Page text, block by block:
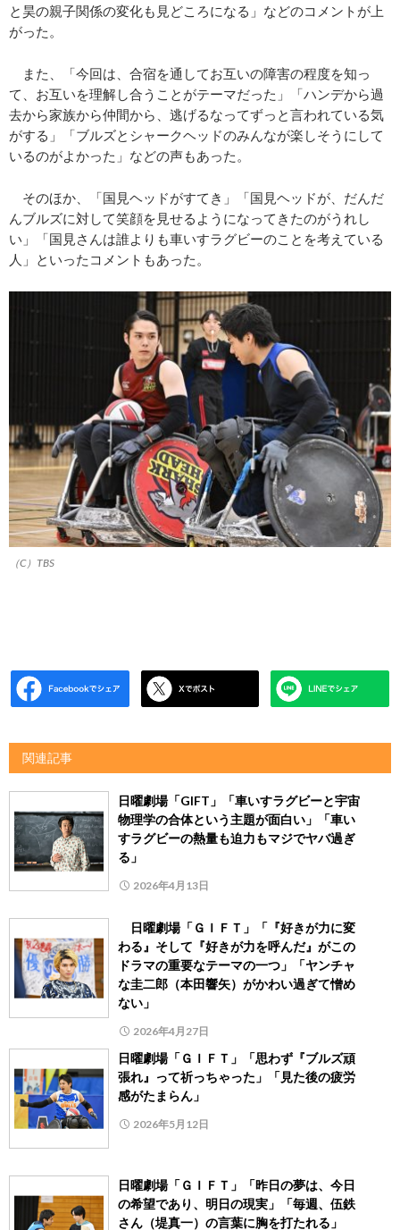
と昊の親子関係の変化も見どころになる」などのコメントが上
がった。
また、「今回は、合宿を通してお互いの障害の程度を知っ
て、お互いを理解し合うことがテーマだった」「ハンデから過
去から家族から仲間から、逃げるなってずっと言われている気
がする」「ブルズとシャークヘッドのみんなが楽しそうにして
いるのがよかった」などの声もあった。
そのほか、「国見ヘッドがすてき」「国見ヘッドが、だんだ
んブルズに対して笑顔を見せるようになってきたのがうれし
い」「国見さんは誰よりも車いすラグビーのことを考えている
人」といったコメントもあった。
（C）TBS
関連記事
日曜劇場「GIFT」「車いすラグビーと宇宙
物理学の合体という主題が面白い」「車い
すラグビーの熱量も迫力もマジでヤバ過ぎ
る」
2026年4月13日
日曜劇場「ＧＩＦＴ」「『好きが力に変
わる』そして『好きが力を呼んだ』がこの
ドラマの重要なテーマの一つ」「ヤンチャ
な圭二郎（本田響矢）がかわい過ぎて憎め
ない」
2026年4月27日
日曜劇場「ＧＩＦＴ」「思わず『ブルズ頑
張れ』って祈っちゃった」「見た後の疲労
感がたまらん」
2026年5月12日
日曜劇場「ＧＩＦＴ」「昨日の夢は、今日
の希望であり、明日の現実」「毎週、伍鉄
さん（堤真一）の言葉に胸を打たれる」